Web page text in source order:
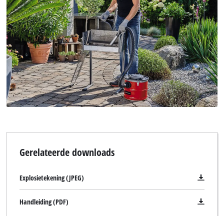
This content is not permitted to load due
to trackers that are not disclosed to the
visitor. The website owner needs to setup
the site with their CMP to add this content
to the list of technologies used.
Powered byUsercentrics Consent
Management Platform
Gerelateerde downloads
Explosietekening (JPEG)
Handleiding (PDF)